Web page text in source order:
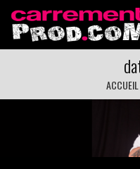
ACCUEIL